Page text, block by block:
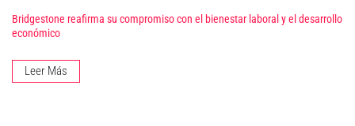
Bridgestone reafirma su compromiso con el bienestar laboral y el desarrollo
económico
Leer Más